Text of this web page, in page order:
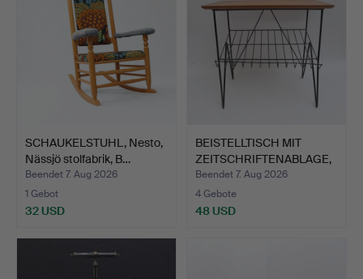
SCHAUKELSTUHL, Nesto,
Nässjö stolfabrik, B…
Beendet 7. Aug 2026
1 Gebot
32 USD
BEISTELLTISCH MIT
ZEITSCHRIFTENABLAGE,
Tea…
Beendet 7. Aug 2026
4 Gebote
48 USD